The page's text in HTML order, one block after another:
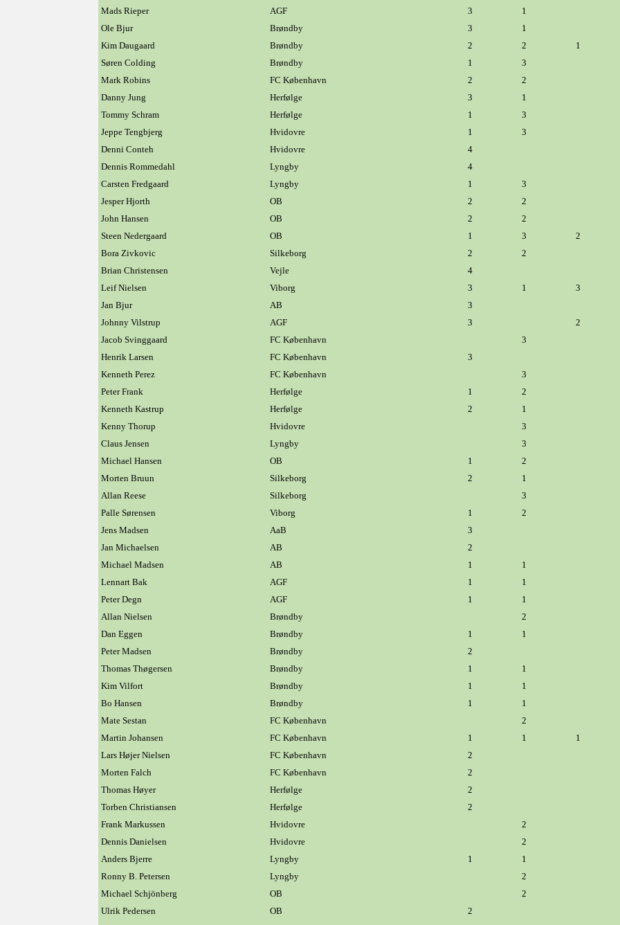
Mads Rieper
AGF 3 1
Ole Bjur
Brøndby 3 1
Kim Daugaard
Brøndby 2 2 1
Søren Colding
Brøndby 1 3
Mark Robins
FC København 2 2
Danny Jung
Herfølge 3 1
Tommy Schram
Herfølge 1 3
Jeppe Tengbjerg
Hvidovre 1 3
Denni Conteh
Hvidovre 4
Dennis Rommedahl
Lyngby 4
Carsten Fredgaard
Lyngby 1 3
Jesper Hjorth
OB 2 2
John Hansen
OB 2 2
Steen Nedergaard
OB 1 3 2
Bora Zivkovic
Silkeborg 2 2
Brian Christensen
Vejle 4
Leif Nielsen
Viborg 3 1 3
Jan Bjur
AB 3
Johnny Vilstrup
AGF 3 2
Jacob Svinggaard
FC København 3
Henrik Larsen
FC København 3
Kenneth Perez
FC København 3
Peter Frank
Herfølge 1 2
Kenneth Kastrup
Herfølge 2 1
Kenny Thorup
Hvidovre 3
Claus Jensen
Lyngby 3
Michael Hansen
OB 1 2
Morten Bruun
Silkeborg 2 1
Allan Reese
Silkeborg 3
Palle Sørensen
Viborg 1 2
Jens Madsen
AaB 3
Jan Michaelsen
AB 2
Michael Madsen
AB 1 1
Lennart Bak
AGF 1 1
Peter Degn
AGF 1 1
Allan Nielsen
Brøndby 2
Dan Eggen
Brøndby 1 1
Peter Madsen
Brøndby 2
Thomas Thøgersen
Brøndby 1 1
Kim Vilfort
Brøndby 1 1
Bo Hansen
Brøndby 1 1
Mate Sestan
FC København 2
Martin Johansen
FC København 1 1 1
Lars Højer Nielsen
FC København 2
Morten Falch
FC København 2
Thomas Høyer
Herfølge 2
Torben Christiansen
Herfølge 2
Frank Markussen
Hvidovre 2
Dennis Danielsen
Hvidovre 2
Anders Bjerre
Lyngby 1 1
Ronny B. Petersen
Lyngby 2
Michael Schjönberg
OB 2
Ulrik Pedersen
OB 2